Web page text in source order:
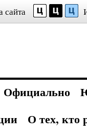
сайта
Официально
О тех, кто